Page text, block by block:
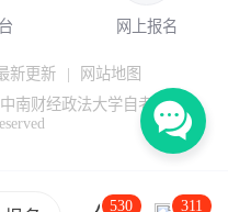
网上报名
新更新 |
网站地图
南财经政法大学自考
530 311